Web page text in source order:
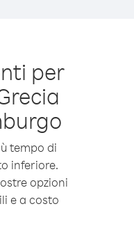
per
tempo di
inferiore.
opzioni
e a costo